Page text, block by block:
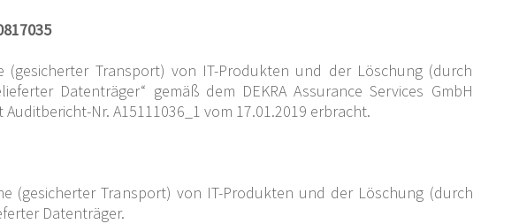
(gesicherter Transport) von IT-Produkten und der Löschung (durch
Datenträger“ gemäß dem DEKRA Assurance Services GmbH
Nr. A15111036_1 vom 17.01.2019 erbracht.
(gesicherter Transport) von IT-Produkten und der Löschung (durch
Datenträger.